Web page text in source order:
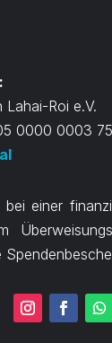
Lahai-Roi e.V.
0000 0003
einer